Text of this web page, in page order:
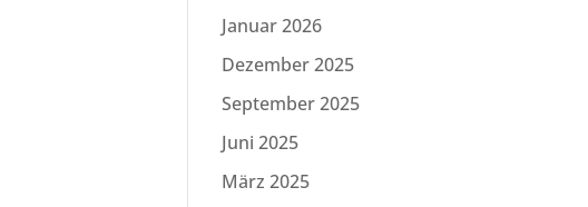
Januar 2026
Dezember 2025
September 2025
Juni 2025
März 2025